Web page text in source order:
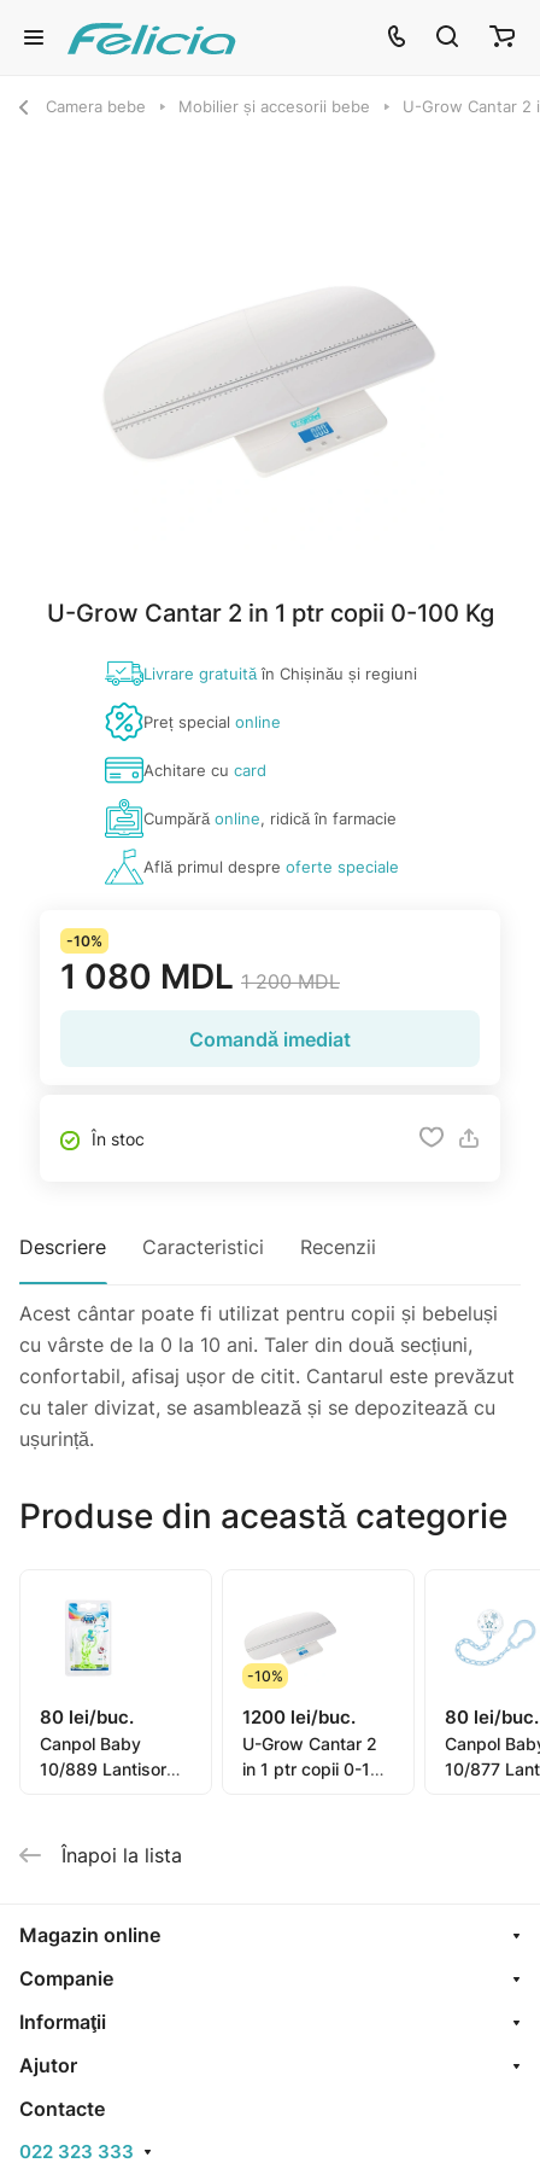
Camera bebe Mobilier și accesorii bebe U-Grow Cantar 2
U-Grow Cantar 2 in 1 ptr copii 0-100 Kg
Livrare gratuităîn Chișinău și regiuni
Preț special online
Achitare cu card
Cumpărăonline, ridică în farmacie
Află primul despre oferte speciale
-10%
1 080 MDL 1 200 MDL
Comandă imediat
În stoc
Descriere Caracteristici Recenzii
Acest cântar poate fi utilizat pentru copii și bebeluși
cu vârste de la 0 la 10 ani. Taler din două secțiuni,
confortabil, afisaj ușor de citit. Cantarul este prevăzut
cu taler divizat, se asamblează și se depozitează cu
ușurință.
Produse din această categorie
80 lei/buc.
Canpol Baby
10/889 Lantisor
-10%
1200 lei/buc.
U-Grow Cantar 2
in 1 ptr copii 0-100
80 lei/buc.
Canpol
10/877
Înapoi la lista
Magazin online
Companie
Informaţii
Ajutor
Contacte
022 323 333